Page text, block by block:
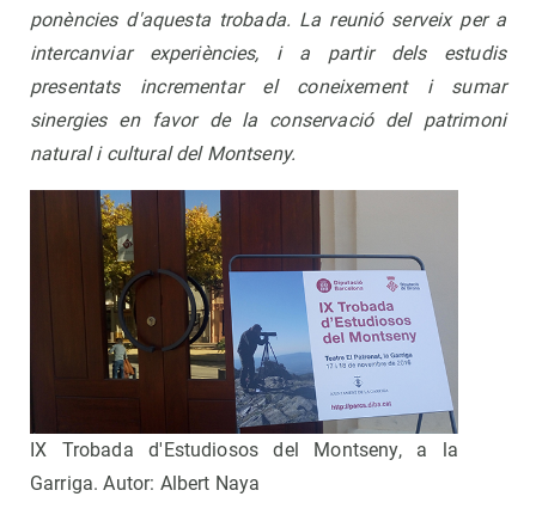
ponències d'aquesta trobada. La reunió serveix per a
intercanviar experiències, i a partir dels estudis
presentats incrementar el coneixement i sumar
sinergies en favor de la conservació del patrimoni
natural i cultural del Montseny.
IX Trobada d'Estudiosos del Montseny, a la
Garriga. Autor: Albert Naya